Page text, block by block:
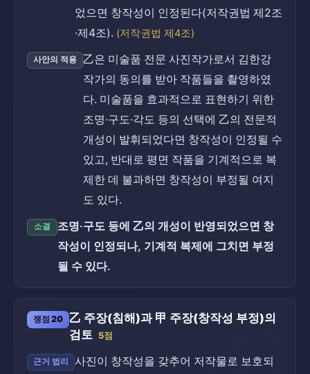
었으면 창작성이 인정된다(저작권법 제2조
·제4조). (저작권법 제4조)
사안의 적용
乙은 미술품 전문 사진작가로서 김한강
작가의 동의를 받아 작품들을 촬영하였
다. 미술품을 효과적으로 표현하기 위한
조명·구도·각도 등의 선택에 乙의 전문적
개성이 발휘되었다면 창작성이 인정될 수
있고, 반대로 평면 작품을 기계적으로 복
제한 데 불과하면 창작성이 부정될 여지
도 있다.
소결
조명·구도 등에 乙의 개성이 반영되었으면 창
작성이 인정되나, 기계적 복제에 그치면 부정
될 수 있다.
쟁점 20
乙 주장(침해)과 甲 주장(창작성 부정)의
검토 5점
근거 법리
사진이 창작성을 갖추어 저작물로 보호되